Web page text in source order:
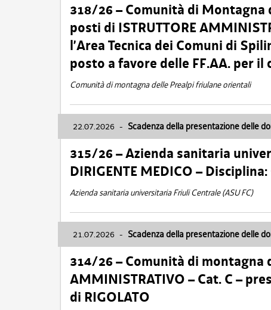
318/26 – Comunità di
posti di ISTRUTTORE
l’Area Tecnica dei Comuni di
posto a favore delle FF.AA. per
Comunità di montagna delle Prealpi friulane orientali
22.07.2026 - Scadenza della presentazione delle
315/26 – Azienda sanitaria
DIRIGENTE MEDICO –
Azienda sanitaria universitaria Friuli Centrale (ASU FC)
21.07.2026 - Scadenza della presentazione delle
314/26 – Comunità di montagna
AMMINISTRATIVO – Cat. C –
di RIGOLATO